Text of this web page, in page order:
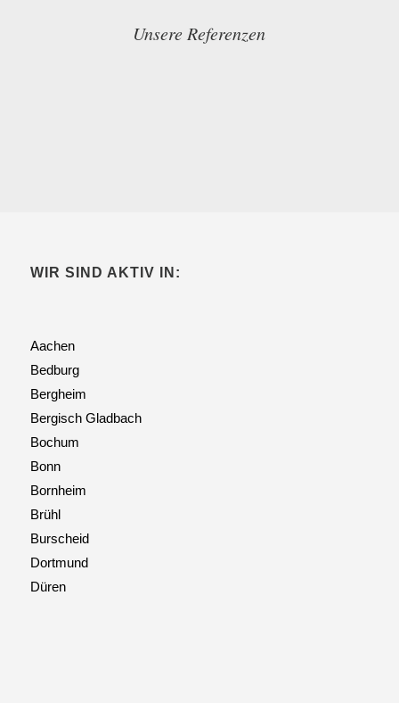
Unsere Referenzen
WIR SIND AKTIV IN:
Aachen
Bedburg
Bergheim
Bergisch Gladbach
Bochum
Bonn
Bornheim
Brühl
Burscheid
Dortmund
Düren